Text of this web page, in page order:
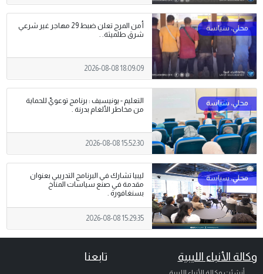
أمن المرج تعلن ضبط 29 مهاجر غير شرعي
شرق طلميثة. .
2026-08-08 18:09:09
التعليم - يونيسيف : برنامج توعويّ للحماية
من مخاطر الألغام بدرنة .
2026-08-08 15:52:30
ليبيا تشارك في البرنامج التدريبي بعنوان
مقدمة في صنع سياسات المناخ
بسنغافورة .
2026-08-08 15:29:35
وكالة الأنباء الليبية تابعنا